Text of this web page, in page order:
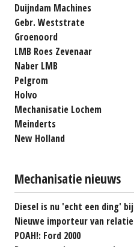
Duijndam Machines
Gebr. Weststrate
Groenoord
LMB Roes Zevenaar
Naber LMB
Pelgrom
Holvo
Mechanisatie Lochem
Meinderts
New Holland
Mechanisatie nieuws
Diesel is nu 'echt een ding'
Nieuwe importeur van
POAH!: Ford 2000